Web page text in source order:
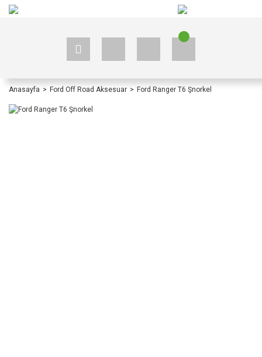
Anasayfa Ford Off Road Aksesuar Ford Ranger T6 Şnorkel